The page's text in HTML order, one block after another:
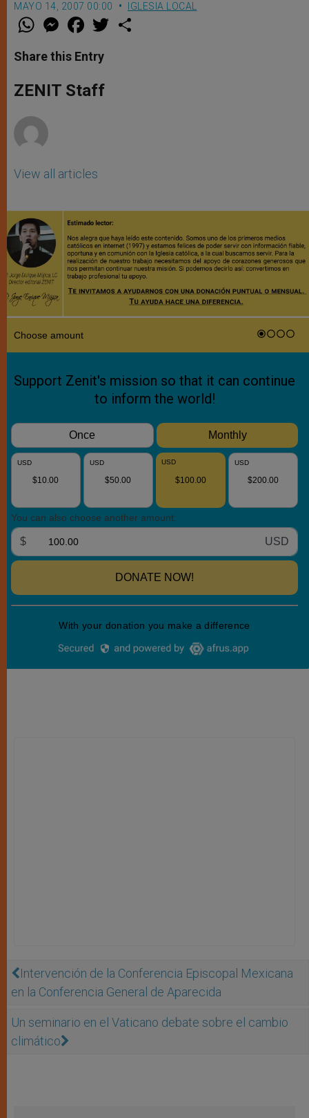
MAYO 14, 2007 00:00 IGLESIA LOCAL
W
t
s
p
p
M
e
s
e
g
e
F
a
e
b
o
k
w
Share this Entry
ZENIT Staff
View all articles
Intervención de la Conferencia Episcopal Mexicana
en la Conferencia General de Aparecida
Un seminario en el Vaticano debate sobre el cambio
climático